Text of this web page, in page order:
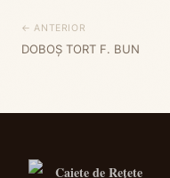
← ANTERIOR
DOBOȘ TORT F. BUN
Caiete de Rețete